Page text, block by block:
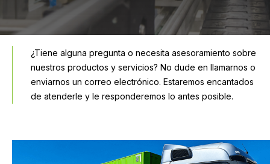
¿Tiene alguna pregunta o necesita asesoramiento sobre
nuestros productos y servicios? No dude en llamarnos o
enviarnos un correo electrónico. Estaremos encantados
de atenderle y le responderemos lo antes posible.